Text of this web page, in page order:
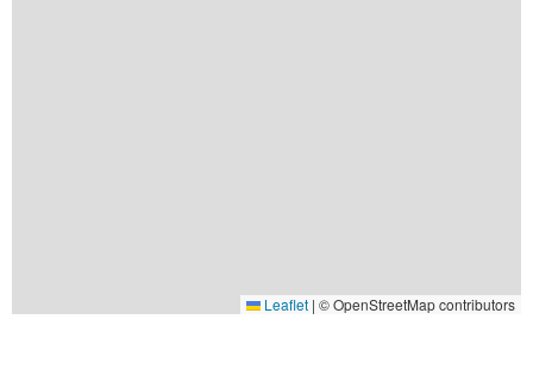
Leaflet | © OpenStreetMap contributors